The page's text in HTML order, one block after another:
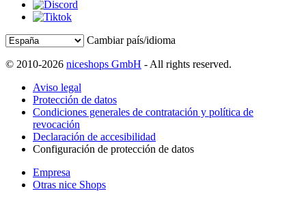
Cambiar país/idioma
© 2010-2026 niceshops GmbH - All rights reserved.
Aviso legal
Protección de datos
Condiciones generales de contratación y política de
revocación
Declaración de accesibilidad
Configuración de protección de datos
Empresa
Otras nice Shops